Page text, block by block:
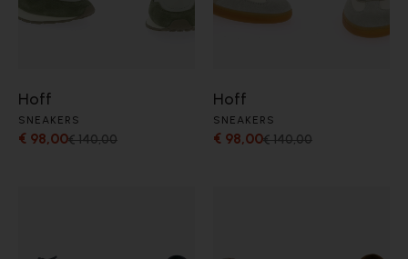
Hoff
SNEAKERS
€ 98,00€ 140,00
Hoff
SNEAKERS
€ 98,00€ 140,00